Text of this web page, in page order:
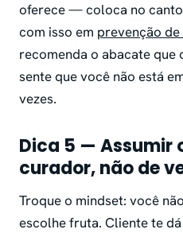
oferece — coloca no
com isso em prevenção
recomenda o abacate que
sente que você não está
vezes.
Dica 5 — Assumir
curador, não de
Troque o mindset: você
escolhe fruta. Cliente te